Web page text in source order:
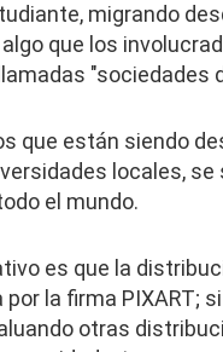
migrando
que los
"sociedades
que están siendo
locales, se
el mundo.
es que la
por la firma PIXART;
otras